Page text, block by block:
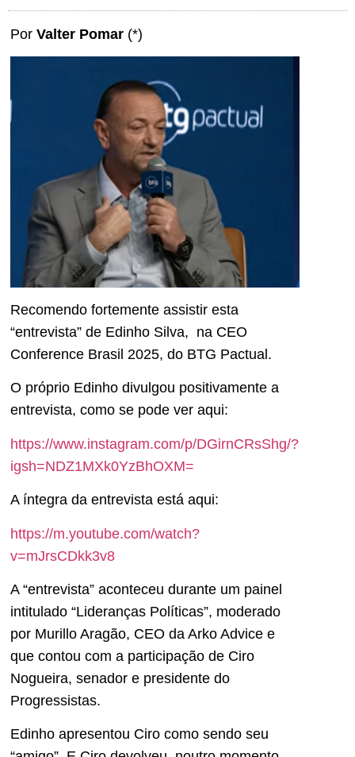
Por Valter Pomar (*)
Recomendo fortemente assistir esta
“entrevista” de Edinho Silva, na CEO
Conference Brasil 2025, do BTG Pactual.
O próprio Edinho divulgou positivamente a
entrevista, como se pode ver aqui:
https://www.instagram.com/p/DGirnCRsShg/?
igsh=NDZ1MXk0YzBhOXM=
A íntegra da entrevista está aqui:
https://m.youtube.com/watch?
v=mJrsCDkk3v8
A “entrevista” aconteceu durante um painel
intitulado “Lideranças Políticas”, moderado
por Murillo Aragão, CEO da Arko Advice e
que contou com a participação de Ciro
Nogueira, senador e presidente do
Progressistas.
Edinho apresentou Ciro como sendo seu